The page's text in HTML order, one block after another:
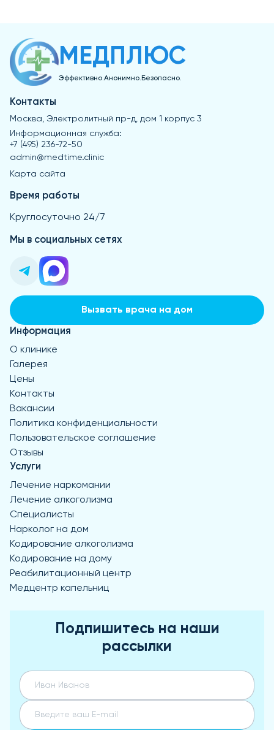
курса.
МЕДПЛЮС
Эффективно.Анонимно.Безопасно.
Контакты
Москва, Электролитный пр-д, дом 1 корпус 3
Информационная служба:
+7 (495) 236-72-50
admin@medtime.clinic
Карта сайта
Время работы
Круглосуточно 24/7
Мы в социальных сетях
Вызвать врача на дом
Информация
О клинике
Галерея
Цены
Контакты
Вакансии
Политика конфиденциальности
Пользовательское соглашение
Отзывы
Услуги
Лечение наркомании
Лечение алкоголизма
Специалисты
Нарколог на дом
Кодирование алкоголизма
Кодирование на дому
Реабилитационный центр
Медцентр капельниц
Подпишитесь на наши
рассылки